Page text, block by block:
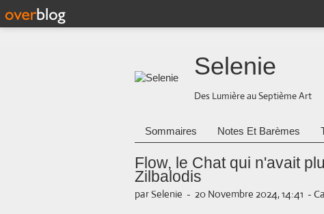
Selenie
Des Lumière au Septième Art
Sommaires Notes Et Barèmes
Flow, le Chat qui n'avait
Zilbalodis
par Selenie - 20 Novembre 2024, 14:41 -